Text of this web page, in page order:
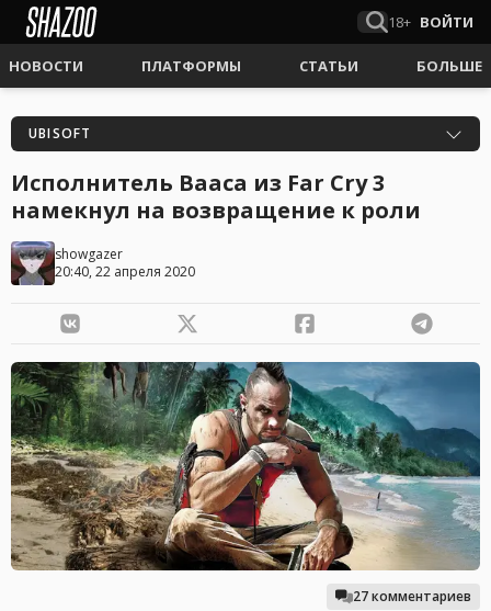
18+ ВОЙТИ
НОВОСТИ ПЛАТФОРМЫ СТАТЬИ БОЛЬШЕ
UBISOFT
Исполнитель Вааса из Far Cry 3
намекнул на возвращение к роли
showgazer
20:40, 22 апреля 2020
27 комментариев